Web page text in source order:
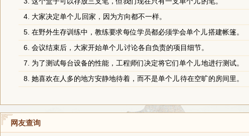
4. 大家决定单个儿回家，因为方向都不一样。
5. 在野外生存训练中，教练要求每位学员都必须学会单个儿搭建帐篷。
6. 会议结束后，大家开始单个儿讨论各自负责的项目细节。
7. 为了测试每台设备的性能，工程师们决定将它们单个儿地进行测试。
8. 她喜欢在人多的地方安静地待着，而不是单个儿待在空旷的房间里。
网友查询